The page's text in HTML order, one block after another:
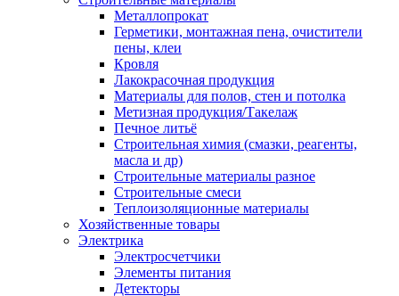
Металлопрокат
Герметики, монтажная пена, очистители
пены, клеи
Кровля
Лакокрасочная продукция
Материалы для полов, стен и потолка
Метизная продукция/Такелаж
Печное литьё
Строительная химия (смазки, реагенты,
масла и др)
Строительные материалы разное
Строительные смеси
Теплоизоляционные материалы
Хозяйственные товары
Электрика
Электросчетчики
Элементы питания
Детекторы